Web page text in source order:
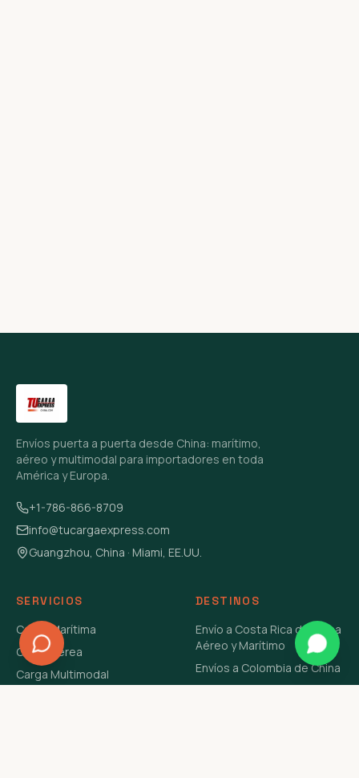
Envíos puerta a puerta desde China: marítimo,
aéreo y multimodal para importadores en toda
América y Europa.
+1-786-866-8709
info@tucargaexpress.com
Guangzhou, China · Miami, EE.UU.
SERVICIOS
Carga Marítima
Carga Aérea
Carga Multimodal
DESTINOS
Envío a Costa Rica de China
Aéreo y Marítimo
Envíos a Colombia de China